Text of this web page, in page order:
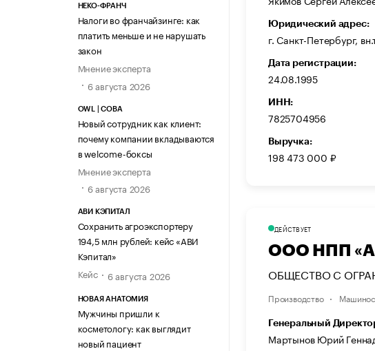
НЕКО-ФРАНЧ
Налоги во франчайзинге: как
платить меньше и не нарушать
закон
Мнение эксперта
6 августа 2026
OWL | СОВА
Новый сотрудник как клиент:
почему компании вкладываются
в welcome-боксы
Мнение эксперта
6 августа 2026
АВИ КЭПИТАЛ
Сохранить агроэкспортеру
194,5 млн рублей: кейс «АВИ
Кэпитал»
Кейс
6 августа 2026
НОВАЯ АНАТОМИЯ
Мужчины пришли к
косметологу: как выглядит
новый пациент
Юридический адрес:
г. Санкт-Петербург,
Дата регистрации:
24.08.1995
ИНН:
7825704956
Выручка:
198 473 000 ₽
ДЕЙСТВУЕТ
ООО НПП
ОБЩЕСТВО С
Производство
Генеральный
Мартынов Юрий